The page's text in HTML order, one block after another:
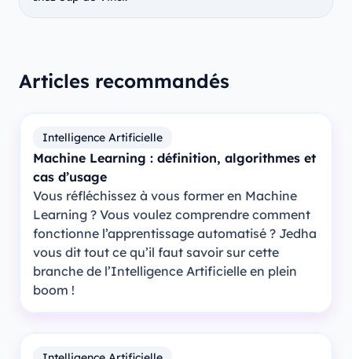
Articles recommandés
Intelligence Artificielle
Machine Learning : définition, algorithmes et
cas d’usage
Vous réfléchissez à vous former en Machine
Learning ? Vous voulez comprendre comment
fonctionne l’apprentissage automatisé ? Jedha
vous dit tout ce qu’il faut savoir sur cette
branche de l’Intelligence Artificielle en plein
boom !